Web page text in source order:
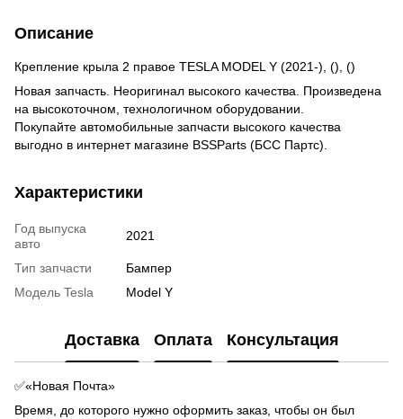
Описание
Крепление крыла 2 правое TESLA MODEL Y (2021-), (), ()
Новая запчасть. Неоригинал высокого качества. Произведена
на высокоточном, технологичном оборудовании.
Покупайте автомобильные запчасти высокого качества
выгодно в интернет магазине BSSParts (БСС Партс).
Характеристики
Год выпуска
авто
2021
Тип запчасти
Бампер
Модель Tesla
Model Y
Доставка Оплата Консультация
✅«Новая Почта»
Время, до которого нужно оформить заказ, чтобы он был